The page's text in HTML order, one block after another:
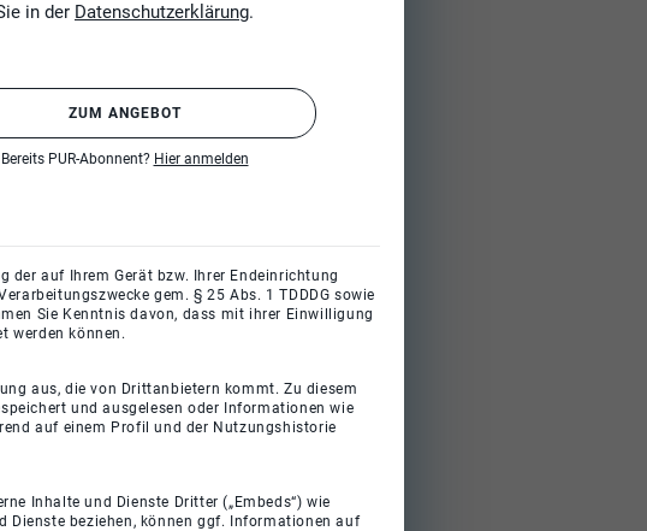
in der Datenschutzerklärung.
ZUM ANGEBOT
Bereits PUR-Abonnent? Hier anmelden
der auf Ihrem Gerät bzw. Ihrer Endeinrichtung
gem. § 25 Abs. 1 TDDDG sowie
Sie Kenntnis davon, dass mit ihrer Einwilligung
werden können.
aus, die von Drittanbietern kommt. Zu diesem
und ausgelesen oder Informationen wie
auf einem Profil und der Nutzungshistorie
Inhalte und Dienste Dritter („Embeds“) wie
Dienste beziehen, können ggf. Informationen auf